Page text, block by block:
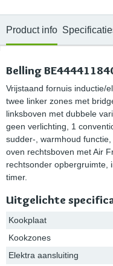
Product info
Belling
Vrijstaand fornuis inductie/
twee linker zones met
linksboven met dubbele
geen verlichting, 1
sudder-, warmhoud
oven rechtsboven met Air
rechtsonder opbergruimte,
timer.
Uitgelichte
Kookplaat
Kookzones
Elektra aansluiting